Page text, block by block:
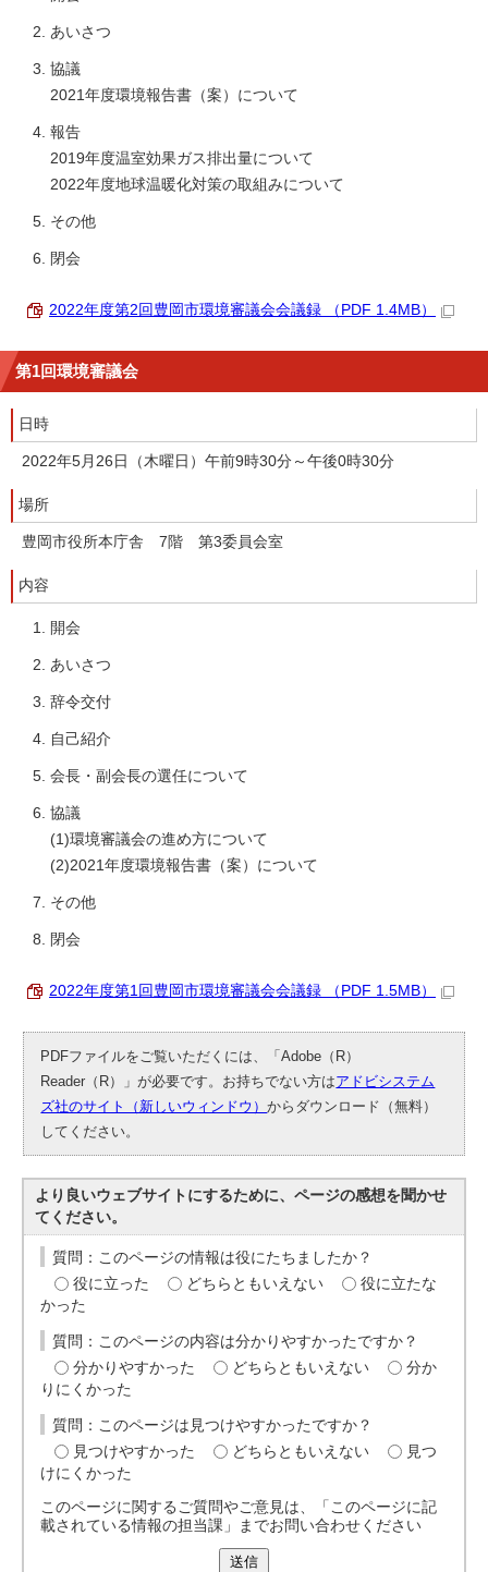
あいさつ
協議
2021年度環境報告書（案）について
報告
2019年度温室効果ガス排出量について
2022年度地球温暖化対策の取組みについて
その他
閉会
2022年度第2回豊岡市環境審議会会議録 （PDF 1.4MB）
第1回環境審議会
日時
2022年5月26日（木曜日）午前9時30分～午後0時30分
場所
豊岡市役所本庁舎 7階 第3委員会室
内容
開会
あいさつ
辞令交付
自己紹介
会長・副会長の選任について
協議
(1)環境審議会の進め方について
(2)2021年度環境報告書（案）について
その他
閉会
2022年度第1回豊岡市環境審議会会議録 （PDF 1.5MB）
PDFファイルをご覧いただくには、「Adobe（R）
Reader（R）」が必要です。お持ちでない方はアドビシステム
ズ社のサイト（新しいウィンドウ）からダウンロード（無料）
してください。
より良いウェブサイトにするために、ページの感想を聞かせ
てください。
質問：このページの情報は役にたちましたか？
役に立った
どちらともいえない
役に立たな
かった
質問：このページの内容は分かりやすかったですか？
分かりやすかった
どちらともいえない
分か
りにくかった
質問：このページは見つけやすかったですか？
見つけやすかった
どちらともいえない
見つ
けにくかった
このページに関するご質問やご意見は、「このページに記
載されている情報の担当課」までお問い合わせください
送信